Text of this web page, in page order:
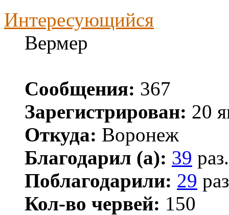
Интересующийся
Вермер
Сообщения: 367
Зарегистрирован: 20
Откуда: Воронеж
Благодарил (а): 39 раз.
Поблагодарили: 29
Кол-во червей: 150